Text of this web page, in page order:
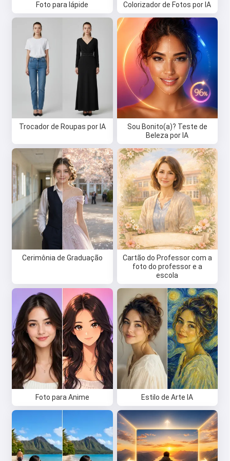
Foto para lápide Colorizador de Fotos por IA
Trocador de Roupas por IA
Sou Bonito(a)? Teste de
Beleza por IA
Cerimônia de Graduação
Cartão do Professor com a
foto do professor e a
escola
Foto para Anime Estilo de Arte IA